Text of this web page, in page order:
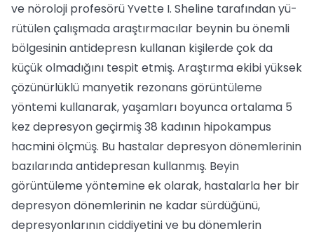
ve nörolo­ji profesörü Yvette I. Sheline tarafından yü­
rütülen çalışmada araştırmacılar beynin bu önemli
bölgesinin antidepresn kullanan ki­şilerde çok da
küçük olmadığını tespit etmiş. Araştırma ekibi yüksek
çözünürlüklü man­yetik rezonans görüntüleme
yöntemi kul­lanarak, yaşamları boyunca ortalama 5
kez depresyon geçirmiş 38 kadının hipokampus
hacmini ölçmüş. Bu hastalar depresyon dö­nemlerinin
bazılarında antidepresan kullan­mış. Beyin
görüntüleme yöntemine ek ola­rak, hastalarla her bir
depresyon dönemle­rinin ne kadar sürdüğünü,
depresyonları­nın ciddiyetini ve bu dönemlerin